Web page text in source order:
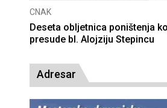
CNAK
Deseta obljetnica poništenja
presude bl. Alojziju Stepincu
Adresar